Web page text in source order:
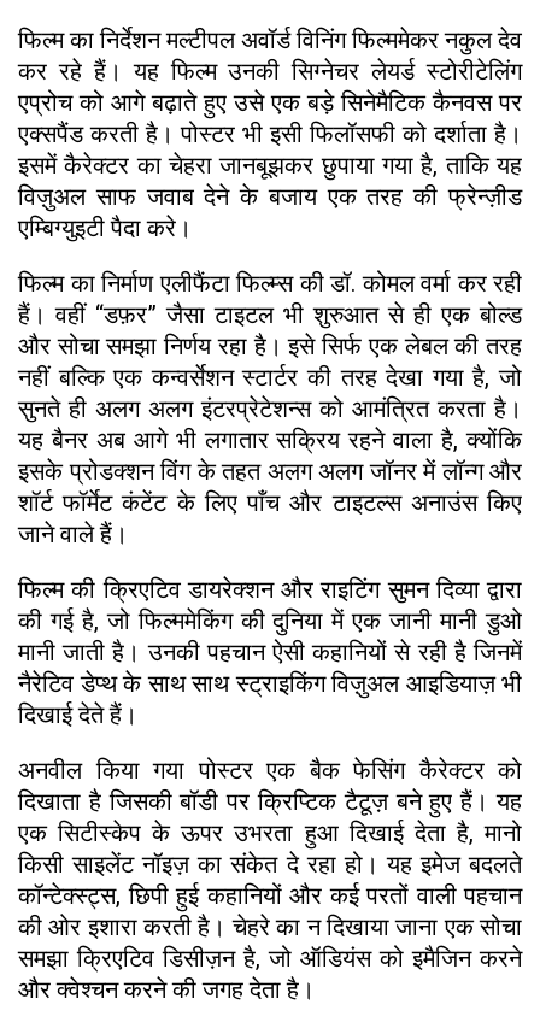
फिल्म का निर्देशन मल्टीपल अवॉर्ड विनिंग फिल्ममेकर नकुल देव
कर रहे हैं। यह फिल्म उनकी सिग्नेचर लेयर्ड स्टोरीटेलिंग
एप्रोच को आगे बढ़ाते हुए उसे एक बड़े सिनेमैटिक कैनवस पर
एक्सपैंड करती है। पोस्टर भी इसी फिलॉसफी को दर्शाता है।
इसमें कैरेक्टर का चेहरा जानबूझकर छुपाया गया है, ताकि यह
विज़ुअल साफ जवाब देने के बजाय एक तरह की फ्रेन्ज़ीड
एम्बिग्युइटी पैदा करे।
फिल्म का निर्माण एलीफैंटा फिल्म्स की डॉ. कोमल वर्मा कर रही
हैं। वहीं “डफ़र” जैसा टाइटल भी शुरुआत से ही एक बोल्ड
और सोचा समझा निर्णय रहा है। इसे सिर्फ एक लेबल की तरह
नहीं बल्कि एक कन्वर्सेशन स्टार्टर की तरह देखा गया है, जो
सुनते ही अलग अलग इंटरप्रेटेशन्स को आमंत्रित करता है।
यह बैनर अब आगे भी लगातार सक्रिय रहने वाला है, क्योंकि
इसके प्रोडक्शन विंग के तहत अलग अलग जॉनर में लॉन्ग और
शॉर्ट फॉर्मेट कंटेंट के लिए पाँच और टाइटल्स अनाउंस किए
जाने वाले हैं।
फिल्म की क्रिएटिव डायरेक्शन और राइटिंग सुमन दिव्या द्वारा
की गई है, जो फिल्ममेकिंग की दुनिया में एक जानी मानी डुओ
मानी जाती है। उनकी पहचान ऐसी कहानियों से रही है जिनमें
नैरेटिव डेप्थ के साथ साथ स्ट्राइकिंग विज़ुअल आइडियाज़ भी
दिखाई देते हैं।
अनवील किया गया पोस्टर एक बैक फेसिंग कैरेक्टर को
दिखाता है जिसकी बॉडी पर क्रिप्टिक टैटूज़ बने हुए हैं। यह
एक सिटीस्केप के ऊपर उभरता हुआ दिखाई देता है, मानो
किसी साइलेंट नॉइज़ का संकेत दे रहा हो। यह इमेज बदलते
कॉन्टेक्स्ट्स, छिपी हुई कहानियों और कई परतों वाली पहचान
की ओर इशारा करती है। चेहरे का न दिखाया जाना एक सोचा
समझा क्रिएटिव डिसीज़न है, जो ऑडियंस को इमैजिन करने
और क्वेश्चन करने की जगह देता है।